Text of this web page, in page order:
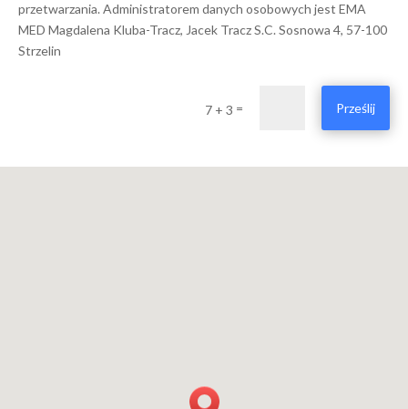
przetwarzania. Administratorem danych osobowych jest EMA
MED Magdalena Kluba-Tracz, Jacek Tracz S.C. Sosnowa 4, 57-100
Strzelin
7 + 3 = Prześlij